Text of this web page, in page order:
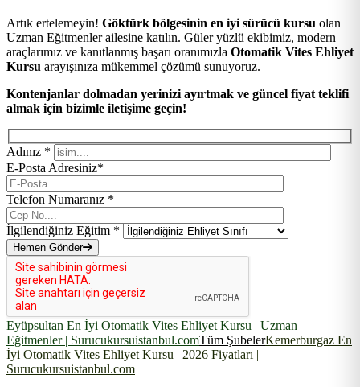
Artık ertelemeyin! Göktürk bölgesinin en iyi sürücü kursu olan
Uzman Eğitmenler ailesine katılın. Güler yüzlü ekibimiz, modern
araçlarımız ve kanıtlanmış başarı oranımızla Otomatik Vites Ehliyet
Kursu arayışınıza mükemmel çözümü sunuyoruz.
Kontenjanlar dolmadan yerinizi ayırtmak ve güncel fiyat teklifi
almak için bizimle iletişime geçin!
Adınız *
E-Posta Adresiniz*
Telefon Numaranız *
İlgilendiğiniz Eğitim *
Hemen Gönder
Eyüpsultan En İyi Otomatik Vites Ehliyet Kursu | Uzman
Eğitmenler | Surucukursuistanbul.comTüm ŞubelerKemerburgaz En
İyi Otomatik Vites Ehliyet Kursu | 2026 Fiyatları |
Surucukursuistanbul.com